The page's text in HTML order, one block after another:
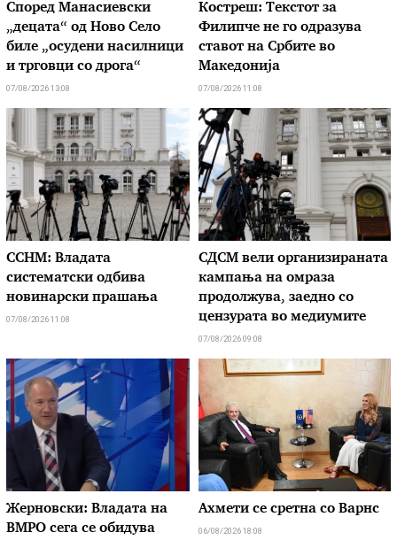
Според Манасиевски
„децата“ од Ново Село
биле „осудени насилници
и трговци со дрога“
07/08/2026 13:08
Костреш: Текстот за
Филипче не го одразува
ставот на Србите во
Македонија
07/08/2026 11:08
ССНМ: Владата
систематски одбива
новинарски прашања
07/08/2026 11:08
СДСМ вели организираната
кампања на омраза
продолжува, заедно со
цензурата во медиумите
07/08/2026 09:08
Жерновски: Владата на
ВМРО сега се обидува
Ахмети се сретна со Варнс
06/08/2026 18:08